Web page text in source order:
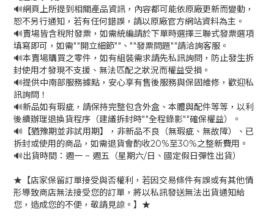
🔊網頁上所提到相關產品資訊，內容都可能依原廠更新而變動，
恕不另行通知，若有任何錯誤，請以原廠官方網站資料為主。
🔊賣場皆含稅附發票，如需統編請於下單時選擇三聯式發票選項
填寫即可，如需""開立細節""、""發票問題""請洽詢客服。
🔊本賣場購買之零件，如有組裝需求請先私訊詢問，防止發生拆
封使用才發現不支援、無法匹配之狀況而權益受損。
🔊提供中南部服務據點，安心享有售後服務與保固維修，歡迎私
訊詢問！
🔊新品如有瑕疵，請保持完整包含外盒、本體與配件等等，以利
後續辦理退換貨程序（建議拆封時""全程錄影""確保權益）。
🔊【猶豫期並非試用期】，非新品不良（無瑕疵、無故障）、已
拆封或使用的商品，如需退貨會酌收20%至30%之整新費用。
🔊出貨時間：週一 ~ 週五（星期六/日、國定假日彈性出貨）
★【店家保留訂單接受與否權利，若因交易條件有誤或有其他情
形導致商店無法接受您的訂單，將以私訊發送無法出貨通知給
您，造成您的不便，敬請見諒。】★